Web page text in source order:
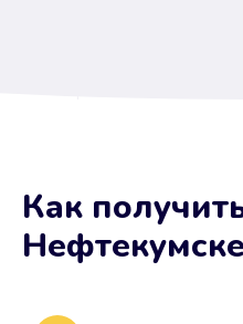
Не
и поручители.
Как
Нефтекумске